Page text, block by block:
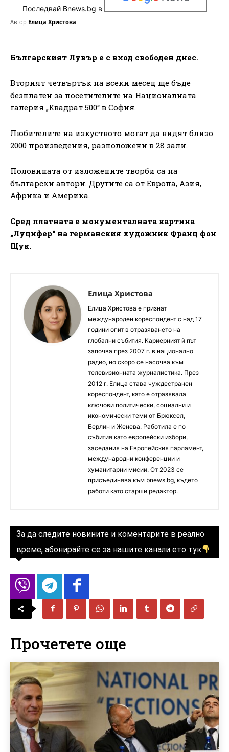
Последвай Bnews.bg в
Автор Елица Христова
Българският Лувър е с вход свободен днес.
Вторият четвъртък на всеки месец ще бъде
безплатен за посетителите на Националната
галерия „Квадрат 500“ в София.
Любителите на изкуството могат да видят близо
2000 произведения, разположени в 28 зали.
Половината от изложените творби са на
български автори. Другите са от Европа, Азия,
Африка и Америка.
Сред платната е монументалната картина
„Луцифер“ на германския художник Франц фон
Щук.
Елица Христова
Елица Христова е признат
международен кореспондент с над 17
години опит в отразяването на
глобални събития. Кариерният ѝ път
започва през 2007 г. в национално
радио, но скоро се насочва към
телевизионната журналистика. През
2012 г. Елица става чуждестранен
кореспондент, като е отразявала
ключови политически, социални и
икономически теми от Брюксел,
Берлин и Женева. Работила е по
събития като европейски избори,
заседания на Европейския парламент,
международни конференции и
хуманитарни мисии. От 2023 се
присъединява към bnews.bg, където
работи като старши редактор.
За да следите новините и коментарите в реално
време, абонирайте се за нашите канали ето тук
Прочетете още